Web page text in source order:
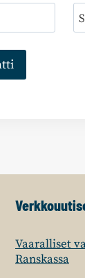
Vaaralliset
Ranskassa